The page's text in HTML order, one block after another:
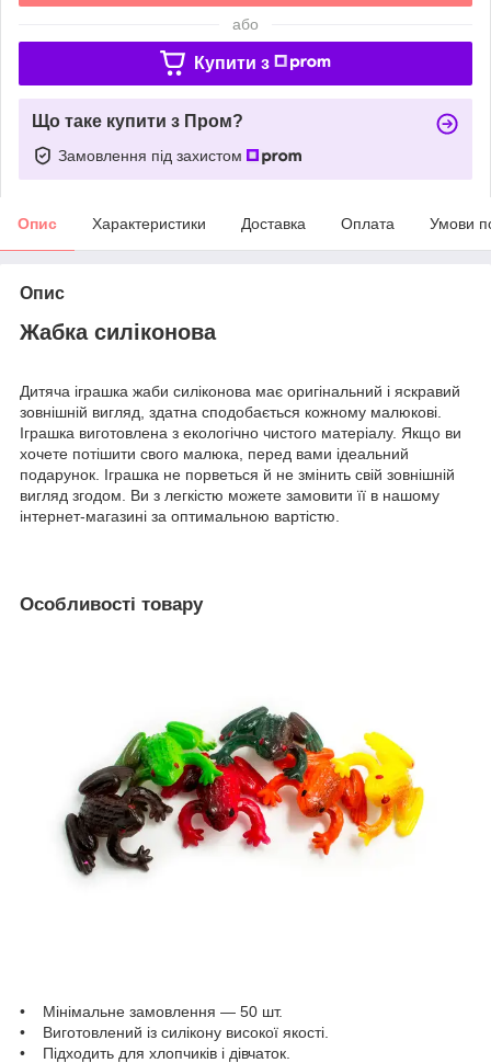
або
Купити з
Що таке купити з Пром?
Замовлення під захистом
Опис Характеристики Доставка Оплата Умови
Опис
Жабка силіконова
Дитяча іграшка жаби силіконова має оригінальний і яскравий
зовнішній вигляд, здатна сподобається кожному малюкові.
Іграшка виготовлена з екологічно чистого матеріалу. Якщо ви
хочете потішити свого малюка, перед вами ідеальний
подарунок. Іграшка не порветься й не змінить свій зовнішній
вигляд згодом. Ви з легкістю можете замовити її в нашому
інтернет-магазині за оптимальною вартістю.
Особливості товару
• Мінімальне замовлення — 50 шт.
• Виготовлений із силікону високої якості.
• Підходить для хлопчиків і дівчаток.